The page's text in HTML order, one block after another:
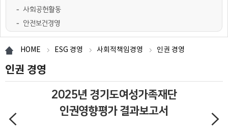
사회공헌활동
안전보건경영
공정투명경영
공정거래자율준수
ESG 경영공시
HOME ESG 경영 사회적책임경영 인권 경영
인권 경영
2025년 경기도여성가족재단
인권영향평가 결과보고서